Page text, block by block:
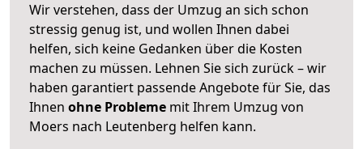
Wir verstehen, dass der Umzug an sich schon
stressig genug ist, und wollen Ihnen dabei
helfen, sich keine Gedanken über die Kosten
machen zu müssen. Lehnen Sie sich zurück – wir
haben garantiert passende Angebote für Sie, das
Ihnen ohne Probleme mit Ihrem Umzug von
Moers nach Leutenberg helfen kann.